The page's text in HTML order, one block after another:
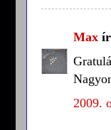
Max
2009.